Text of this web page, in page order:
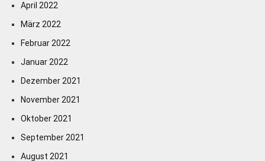
April 2022
März 2022
Februar 2022
Januar 2022
Dezember 2021
November 2021
Oktober 2021
September 2021
August 2021